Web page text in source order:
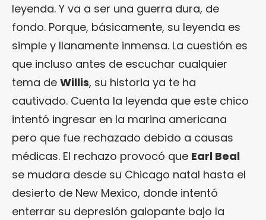
leyenda. Y va a ser una guerra dura, de
fondo. Porque, básicamente, su leyenda es
simple y llanamente inmensa. La cuestión es
que incluso antes de escuchar cualquier
tema de Willis, su historia ya te ha
cautivado. Cuenta la leyenda que este chico
intentó ingresar en la marina americana
pero que fue rechazado debido a causas
médicas. El rechazo provocó que Earl Beal
se mudara desde su Chicago natal hasta el
desierto de New Mexico, donde intentó
enterrar su depresión galopante bajo la